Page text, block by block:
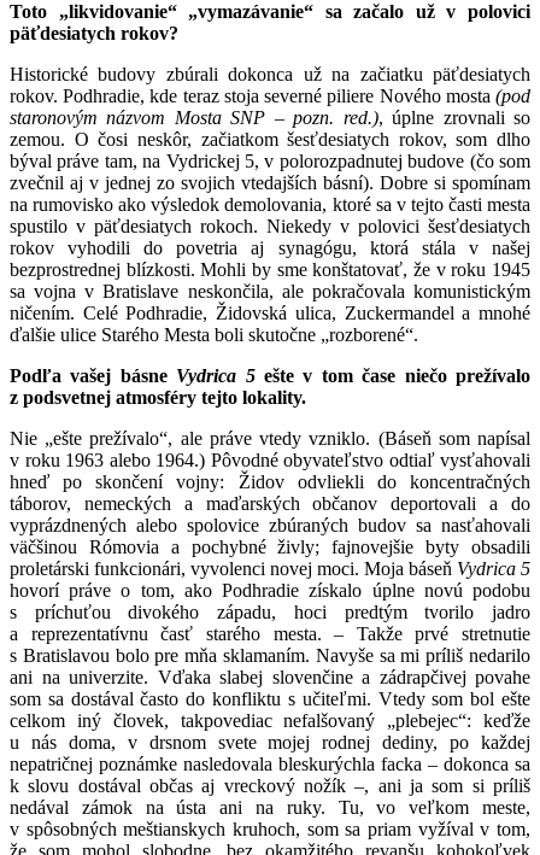
Toto „likvidovanie“ „vymazávanie“ sa začalo už v polovici
päťdesiatych rokov?
Historické budovy zbúrali dokonca už na začiatku päťdesiatych
rokov. Podhradie, kde teraz stoja severné piliere Nového mosta (pod
staronovým názvom Mosta SNP – pozn. red.), úplne zrovnali so
zemou. O čosi neskôr, začiatkom šesťdesiatych rokov, som dlho
býval práve tam, na Vydrickej 5, v polorozpadnutej budove (čo som
zvečnil aj v jednej zo svojich vtedajších básní). Dobre si spomínam
na rumovisko ako výsledok demolovania, ktoré sa v tejto časti mesta
spustilo v päťdesiatych rokoch. Niekedy v polovici šesťdesiatych
rokov vyhodili do povetria aj synagógu, ktorá stála v našej
bezprostrednej blízkosti. Mohli by sme konštatovať, že v roku 1945
sa vojna v Bratislave neskončila, ale pokračovala komunistickým
ničením. Celé Podhradie, Židovská ulica, Zuckermandel a mnohé
ďalšie ulice Starého Mesta boli skutočne „rozborené“.
Podľa vašej básne Vydrica 5ešte v tom čase niečo prežívalo
z podsvetnej atmosféry tejto lokality.
Nie „ešte prežívalo“, ale práve vtedy vzniklo. (Báseň som napísal
v roku 1963 alebo 1964.) Pôvodné obyvateľstvo odtiaľ vysťahovali
hneď po skončení vojny: Židov odvliekli do koncentračných
táborov, nemeckých a maďarských občanov deportovali a do
vyprázdnených alebo spolovice zbúraných budov sa nasťahovali
väčšinou Rómovia a pochybné živly; fajnovejšie byty obsadili
proletárski funkcionári, vyvolenci novej moci. Moja báseň Vydrica 5
hovorí práve o tom, ako Podhradie získalo úplne novú podobu
s príchuťou divokého západu, hoci predtým tvorilo jadro
a reprezentatívnu časť starého mesta. – Takže prvé stretnutie
s Bratislavou bolo pre mňa sklamaním. Navyše sa mi príliš nedarilo
ani na univerzite. Vďaka slabej slovenčine a zádrapčivej povahe
som sa dostával často do konfliktu s učiteľmi. Vtedy som bol ešte
celkom iný človek, takpovediac nefalšovaný „plebejec“: keďže
u nás doma, v drsnom svete mojej rodnej dediny, po každej
nepatričnej poznámke nasledovala bleskurýchla facka – dokonca sa
k slovu dostával občas aj vreckový nožík –, ani ja som si príliš
nedával zámok na ústa ani na ruky. Tu, vo veľkom meste,
v spôsobných meštianskych kruhoch, som sa priam vyžíval v tom,
že som mohol slobodne, bez okamžitého revanšu kohokoľvek